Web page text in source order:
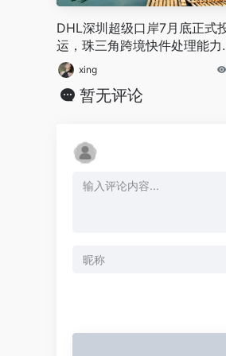
DHL深圳超级口岸7月底正式
运，珠三角跨境快件处理能力
幅扩容xing
暂无评论